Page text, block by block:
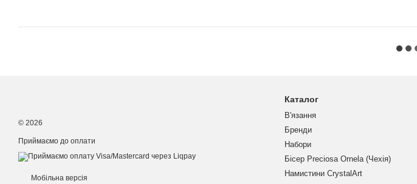
© 2026
Приймаємо до оплати
Мобільна версія
Каталог
В'язання
Бренди
Набори
Бісер Preciosa Ornela (Чехія)
Намистини CrystalArt